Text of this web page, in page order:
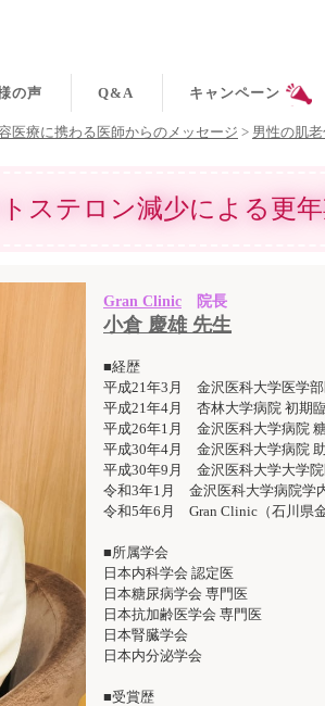
の声 Q&A キャンペーン
医療に携わる医師からのメッセージ > 男性の肌
ステロン減少による更
Gran Clinic 院長
小倉 慶雄 先生
■経歴
平成21年3月 金沢医科大学医学
平成21年4月 杏林大学病院 初期
平成26年1月 金沢医科大学病院
平成30年4月 金沢医科大学病院
平成30年9月 金沢医科大学大学院
令和3年1月 金沢医科大学病院学
令和5年6月 Gran Clinic（石川県
■所属学会
日本内科学会 認定医
日本糖尿病学会 専門医
日本抗加齢医学会 専門医
日本腎臓学会
日本内分泌学会
■受賞歴